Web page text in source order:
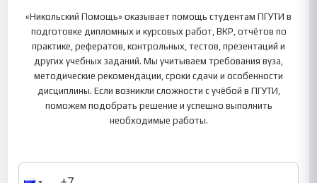
«Никольский Помощь» оказывает помощь студентам ПГУТИ в
подготовке дипломных и курсовых работ, ВКР, отчётов по
практике, рефератов, контрольных, тестов, презентаций и
других учебных заданий. Мы учитываем требования вуза,
методические рекомендации, сроки сдачи и особенности
дисциплины. Если возникли сложности с учёбой в ПГУТИ,
поможем подобрать решение и успешно выполнить
необходимые работы.